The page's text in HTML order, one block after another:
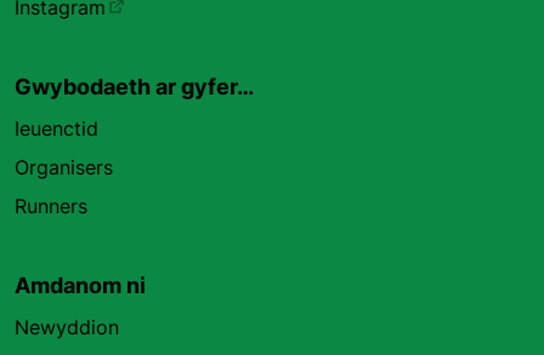
Instagram
Gwybodaeth ar gyfer…
Ieuenctid
Organisers
Runners
Amdanom ni
Newyddion